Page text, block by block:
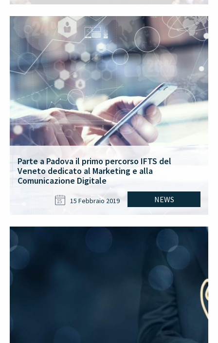
Parte a Padova il primo percorso IFTS del
Veneto dedicato al Marketing e alla
Comunicazione Digitale
NEWS
15 15 Febbraio 2019